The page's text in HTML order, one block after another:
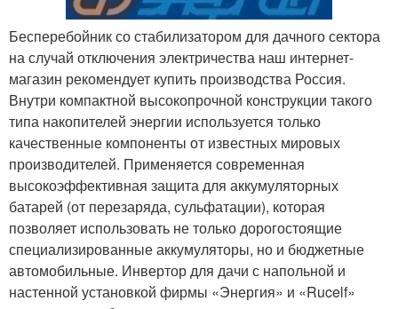
Бесперебойник со стабилизатором для дачного сектора
на случай отключения электричества наш интернет-
магазин рекомендует купить производства Россия.
Внутри компактной высокопрочной конструкции такого
типа накопителей энергии используется только
качественные компоненты от известных мировых
производителей. Применяется современная
высокоэффективная защита для аккумуляторных
батарей (от перезаряда, сульфатации), которая
позволяет использовать не только дорогостоящие
специализированные аккумуляторы, но и бюджетные
автомобильные. Инвертор для дачи с напольной и
настенной установкой фирмы «Энергия» и «Rucelf»